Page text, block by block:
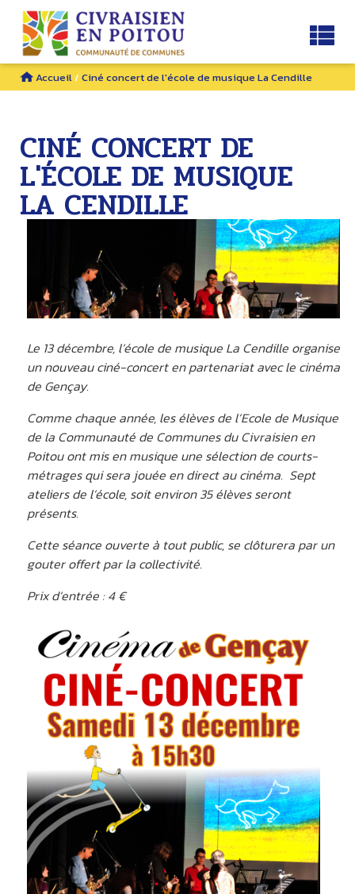
Accueil/ Ciné concert de l'école de musique La Cendille
CINÉ CONCERT DE
L'ÉCOLE DE MUSIQUE
LA CENDILLE
Le 13 décembre, l’école de musique La Cendille organise
un nouveau ciné-concert en partenariat avec le cinéma
de Gençay.
Comme chaque année, les élèves de l’Ecole de Musique
de la Communauté de Communes du Civraisien en
Poitou ont mis en musique une sélection de courts-
métrages qui sera jouée en direct au cinéma. Sept
ateliers de l’école, soit environ 35 élèves seront
présents.
Cette séance ouverte à tout public, se clôturera par un
gouter offert par la collectivité.
Prix d’entrée : 4 €